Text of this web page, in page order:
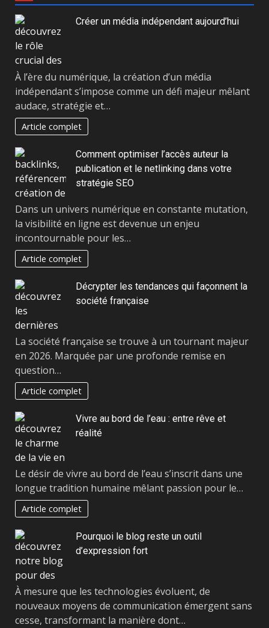
Créer un média indépendant aujourd’hui
À l’ère du numérique, la création d’un média
indépendant s’impose comme un défi majeur mêlant
audace, stratégie et…
Article complet
Comment optimiser l’accès auteur la
publication et le netlinking dans votre
stratégie SEO
Dans un univers numérique en constante mutation,
la visibilité en ligne est devenue un enjeu
incontournable pour les…
Article complet
Décrypter les tendances qui façonnent la
société française
La société française se trouve à un tournant majeur
en 2026. Marquée par une profonde remise en
question…
Article complet
Vivre au bord de l’eau : entre rêve et
réalité
Le désir de vivre au bord de l’eau s’inscrit dans une
longue tradition humaine mêlant passion pour le…
Article complet
Pourquoi le blog reste un outil
d’expression fort
À mesure que les technologies évoluent, de
nouveaux moyens de communication émergent sans
cesse, transformant la manière dont…